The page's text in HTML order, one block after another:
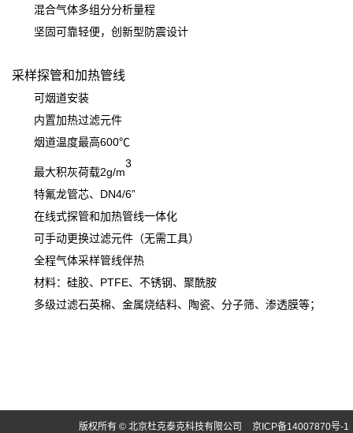
混合气体多组分分析量程
坚固可靠轻便，创新型防震设计
采样探管和加热管线
可烟道安装
内置加热过滤元件
烟道温度最高600℃
最大积灰荷载2g/m
3
特氟龙管芯、DN4/6”
在线式探管和加热管线一体化
可手动更换过滤元件（无需工具）
全程气体采样管线伴热
材料：硅胶、PTFE、不锈钢、聚酰胺
多级过滤石英棉、金属烧结料、陶瓷、分子筛、渗透膜等；
版权所有 © 北京杜克泰克科技有限公司 京ICP备14007870号-1